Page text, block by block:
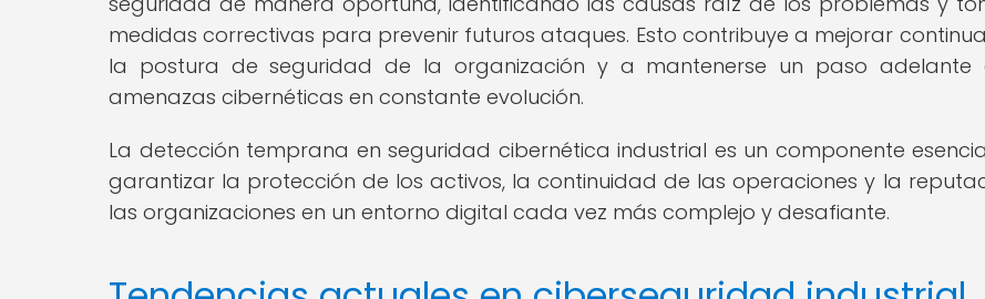
medidas correctivas para prevenir futuros ataques. Esto contribuye a mejorar
la postura de seguridad de la organización y a mantenerse un paso adelante
amenazas cibernéticas en constante evolución.
La detección temprana en seguridad cibernética industrial es un componente
garantizar la protección de los activos, la continuidad de las operaciones y la
las organizaciones en un entorno digital cada vez más complejo y desafiante.